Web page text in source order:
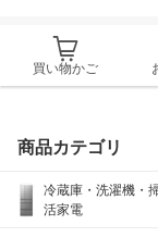
買い物かご
商品カテゴリ
冷蔵庫・洗濯機・
活家電